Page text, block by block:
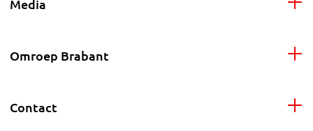
Media
Omroep Brabant
Contact